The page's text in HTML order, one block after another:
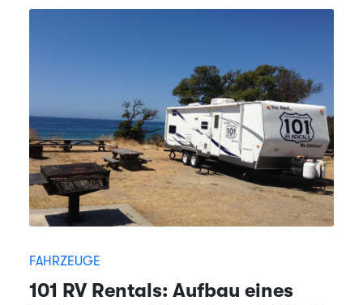
FAHRZEUGE
101 RV Rentals: Aufbau eines